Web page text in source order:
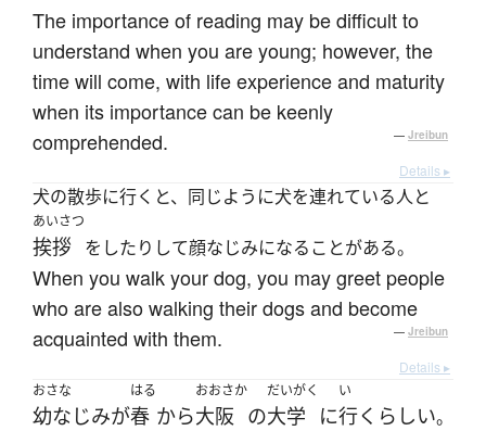
The importance of reading may be difficult to
understand when you are young; however, the
time will come, with life experience and maturity
when its importance can be keenly
comprehended.
— Jreibun
Details ▸
犬の散歩に行くと、同じように犬を連れている人と
あいさつ
挨拶 をしたりして顔なじみになることがある。
When you walk your dog, you may greet people
who are also walking their dogs and become
acquainted with them.
— Jreibun
Details ▸
おさな
幼なじみが
はる
春 から
おおさか
大阪 の
だいがく
大学 に
い
行く らしい。